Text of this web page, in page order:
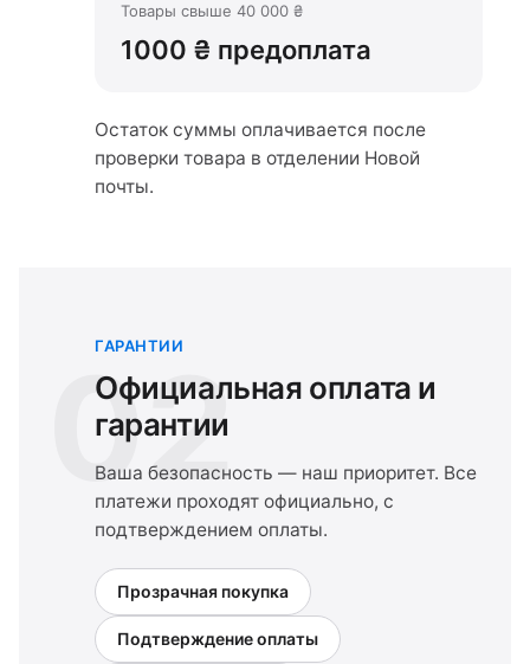
Товары свыше 40 000 ₴
1000 ₴ предоплата
Остаток суммы оплачивается после
проверки товара в отделении Новой
почты.
02
ГАРАНТИИ
Официальная оплата и
гарантии
Ваша безопасность — наш приоритет. Все
платежи проходят официально, с
подтверждением оплаты.
Прозрачная покупка
Подтверждение оплаты